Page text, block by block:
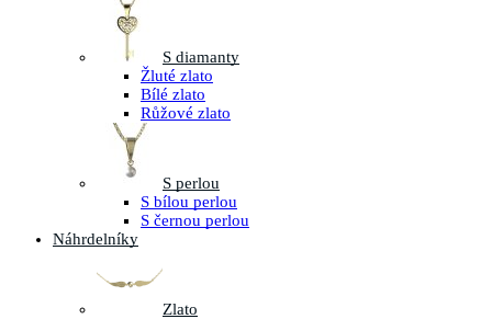
S diamanty
Žluté zlato
Bílé zlato
Růžové zlato
S perlou
S bílou perlou
S černou perlou
Náhrdelníky
Zlato